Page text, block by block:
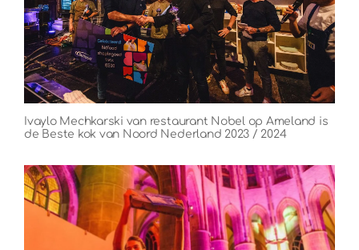
Ivaylo Mechkarski van restaurant Nobel op Ameland is
de Beste kok van Noord Nederland 2023 / 2024